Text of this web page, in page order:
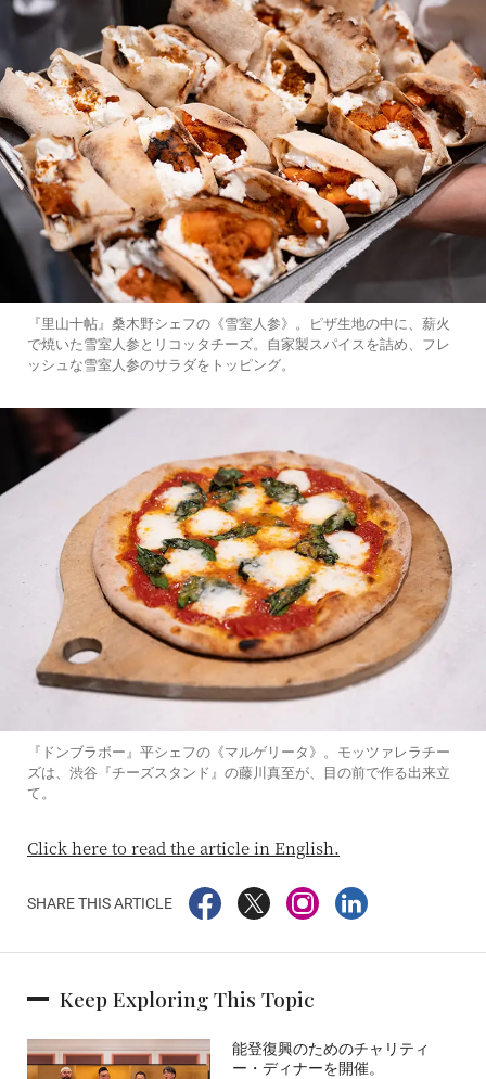
『里山十帖』桑木野シェフの《雪室人参》。ピザ生地の中に、薪火
で焼いた雪室人参とリコッタチーズ。自家製スパイスを詰め、フレ
ッシュな雪室人参のサラダをトッピング。
『ドンブラボー』平シェフの《マルゲリータ》。モッツァレラチー
ズは、渋谷『チーズスタンド』の藤川真至が、目の前で作る出来立
て。
Click here to read the article in English.
SHARE THIS ARTICLE
Keep Exploring This Topic
能登復興のためのチャリティ
ー・ディナーを開催。